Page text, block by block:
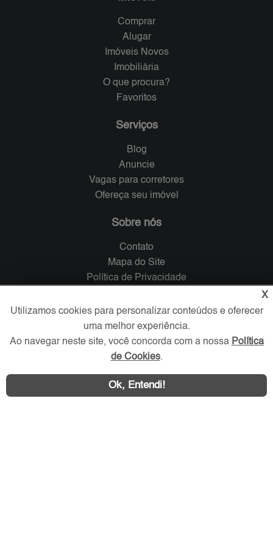
Comprar
Alugar
Imóveis Novos
Imobiliária
O que procura?
Favoritos
Serviços
Blog
Anuncie
Vagas para corretores
Ofereça seu imóvel
Sobre nós
Contato
Mapa do Site
Política de Privacidade
Verificada por
Redes Sociais
X
Utilizamos cookies para personalizar conteúdos e oferecer
uma melhor experiência.
Ao navegar neste site, você concorda com a nossa Política
de Cookies.
Ok, Entendi!